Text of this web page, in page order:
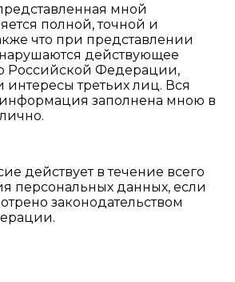
мной
полной, точной и
что при представлении
действующее
Российской Федерации,
интересы третьих лиц. Вся
заполнена мною в
действует в течение всего
персональных данных, если
законодательством